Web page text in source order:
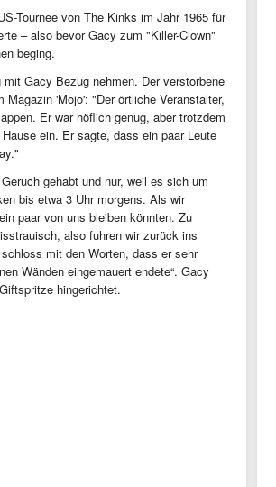
Tournee von The Kinks im Jahr 1965 für
– also bevor Gacy zum "Killer-Clown"
beging.
Gacy Bezug nehmen. Der verstorbene
'Mojo': "Der örtliche Veranstalter,
Er war höflich genug, aber trotzdem
ein. Er sagte, dass ein paar Leute
gehabt und nur, weil es sich um
bis etwa 3 Uhr morgens. Als wir
paar von uns bleiben könnten. Zu
also fuhren wir zurück ins
mit den Worten, dass er sehr
Wänden eingemauert endete“. Gacy
hingerichtet.